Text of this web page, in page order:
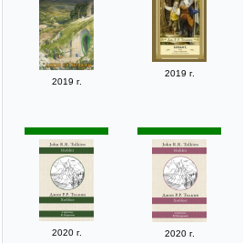
2019 г.
2019 г.
2020 г. 2020 г.